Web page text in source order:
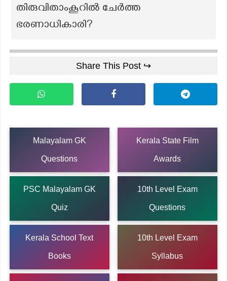
തിരുവിതാംകൂറിൽ ചേർത്ത
ഭരണാധികാരി?
Share This Post ↪
Malayalam GK
Questions
Kerala State Film
Awards
PSC Malayalam GK
Quiz
10th Level Exam
Questions
Kerala School Text
Books
10th Level Exam
Syllabus